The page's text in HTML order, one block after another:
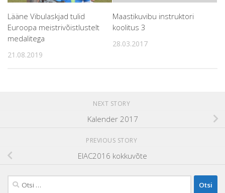
Lääne Vibulaskjad tulid
Euroopa meistrivõistlustelt
medalitega
21.08.2019
Maastikuvibu instruktori
koolitus 3
28.03.2017
NEXT STORY
Kalender 2017
PREVIOUS STORY
EIAC2016 kokkuvõte
Otsi: